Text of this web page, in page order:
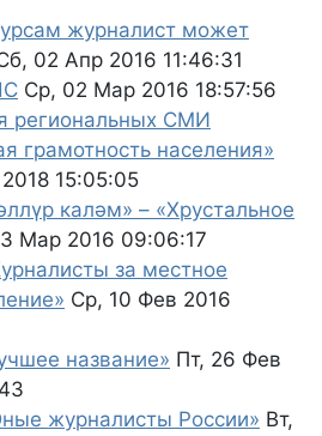
журналист может
02 Апр 2016 11:46:31
Ср, 02 Мар 2016 18:57:56
региональных СМИ
грамотность населения»
15:05:05
каләм» – «Хрустальное
Мар 2016 09:06:17
за местное
Ср, 10 Фев 2016
название» Пт, 26 Фев
журналисты России» Вт,